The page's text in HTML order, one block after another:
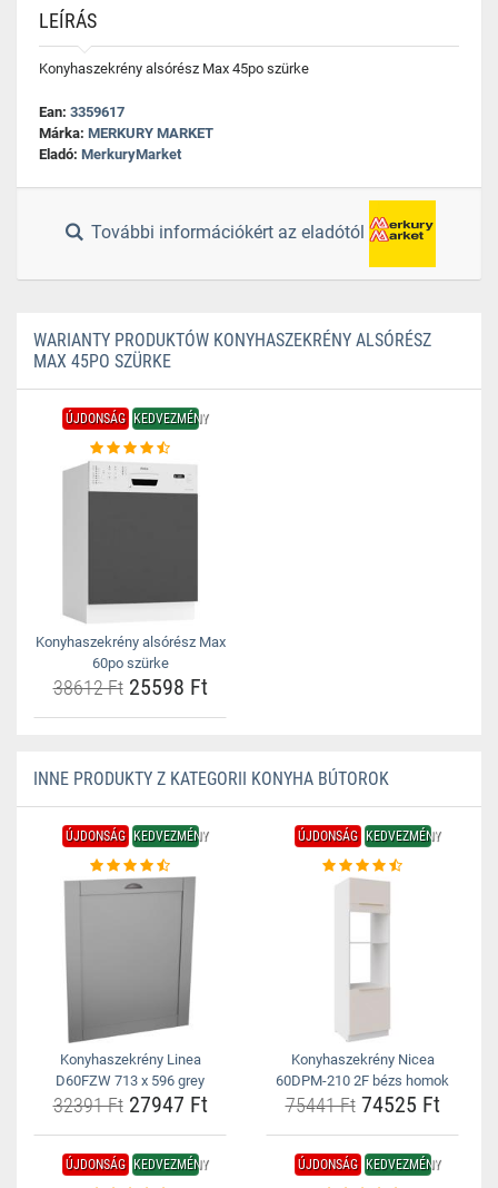
LEÍRÁS
Konyhaszekrény alsórész Max 45po szürke
Ean: 3359617
Márka: MERKURY MARKET
Eladó: MerkuryMarket
További információkért az eladótól
WARIANTY PRODUKTÓW KONYHASZEKRÉNY ALSÓRÉSZ
MAX 45PO SZÜRKE
ÚJDONSÁG KEDVEZMÉNY
Konyhaszekrény alsórész Max
60po szürke
38612 Ft25598 Ft
INNE PRODUKTY Z KATEGORII KONYHA BÚTOROK
ÚJDONSÁG KEDVEZMÉNY
Konyhaszekrény Linea
D60FZW 713 x 596 grey
32391 Ft27947 Ft
ÚJDONSÁG KEDVEZMÉNY
Konyhaszekrény Nicea
60DPM-210 2F bézs homok
75441 Ft74525 Ft
ÚJDONSÁG KEDVEZMÉNY ÚJDONSÁG KEDVEZMÉNY